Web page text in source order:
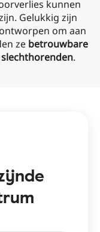
kunnen
Gelukkig zijn
om aan
ze betrouwbare
.